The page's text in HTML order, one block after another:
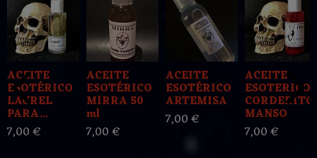
ACEITE
ESOTÉRICO
LAUREL
PARA...
7,00 €
ACEITE
ESOTÉRICO
MIRRA 50
ml
7,00 €
ACEITE
ESOTÉRICO
ARTEMISA
7,00 €
ACEITE
ESOTERICO
CORDERITO
MANSO
7,00 €